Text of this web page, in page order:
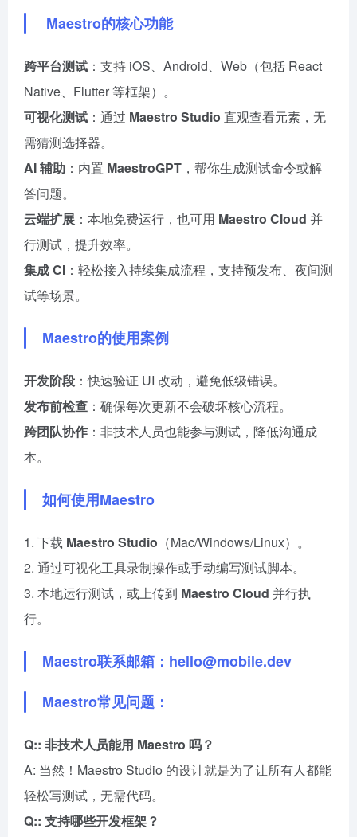
Maestro的核心功能
跨平台测试 ：支持 iOS、Android、Web（包括 React
Native、Flutter 等框架）。
可视化测试 ：通过 Maestro Studio 直观查看元素，无
需猜测选择器。
AI 辅助 ：内置 MaestroGPT ，帮你生成测试命令或解
答问题。
云端扩展 ：本地免费运行，也可用 Maestro Cloud 并
行测试，提升效率。
集成 CI ：轻松接入持续集成流程，支持预发布、夜间测
试等场景。
Maestro的使用案例
开发阶段 ：快速验证 UI 改动，避免低级错误。
发布前检查 ：确保每次更新不会破坏核心流程。
跨团队协作 ：非技术人员也能参与测试，降低沟通成
本。
如何使用Maestro
1. 下载 Maestro Studio （Mac/Windows/Linux）。
2. 通过可视化工具录制操作或手动编写测试脚本。
3. 本地运行测试，或上传到 Maestro Cloud 并行执
行。
Maestro联系邮箱：hello@mobile.dev
Maestro常见问题：
Q:: 非技术人员能用 Maestro 吗？
A: 当然！Maestro Studio 的设计就是为了让所有人都能
轻松写测试，无需代码。
Q:: 支持哪些开发框架？